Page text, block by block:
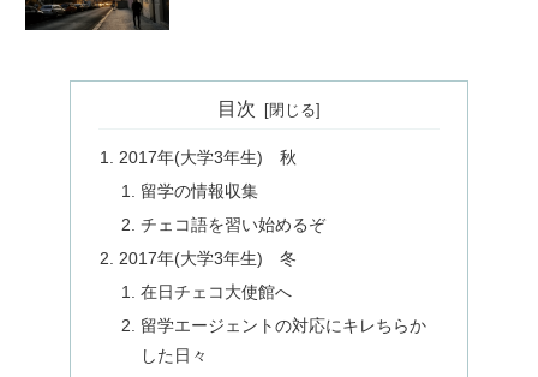
目次
2017年(大学3年生) 秋
留学の情報収集
チェコ語を習い始めるぞ
2017年(大学3年生) 冬
在日チェコ大使館へ
留学エージェントの対応にキレちらか
した日々